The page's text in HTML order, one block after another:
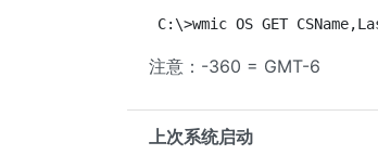
C:\>wmic OS GET
注意：-360 = GMT-6
上次系统启动